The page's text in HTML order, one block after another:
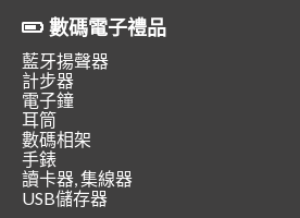
數碼電子禮品
藍牙揚聲器
計步器
電子鐘
耳筒
數碼相架
手錶
讀卡器, 集線器
USB儲存器